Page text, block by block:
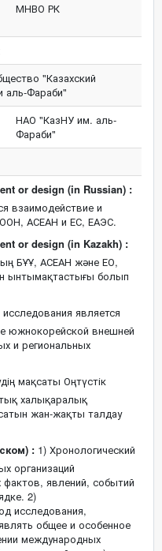
МНВО РК
"Казахский
аль-Фараби"
НАО "КазНУ им. аль-
Фараби"
or design (in Russian) :
взаимодействие и
АСЕАН и ЕС, ЕАЭС.
or design (in Kazakh) :
БҰҰ, АСЕАН және ЕО,
ынтымақтастығы болып
является
южнокорейской внешней
и региональных
мақсаты Оңтүстік
халықаралық
жан-жақты талдау
: 1) Хронологический
организаций
фактов, явлений, событий
2)
исследования,
общее и особенное
международных